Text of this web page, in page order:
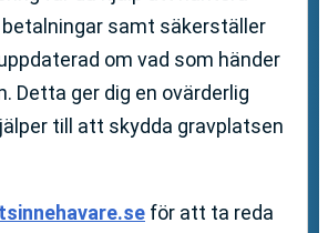
samt säkerställer
om vad som händer
Detta ger dig en ovärderlig
till att skydda gravplatsen
för att ta reda